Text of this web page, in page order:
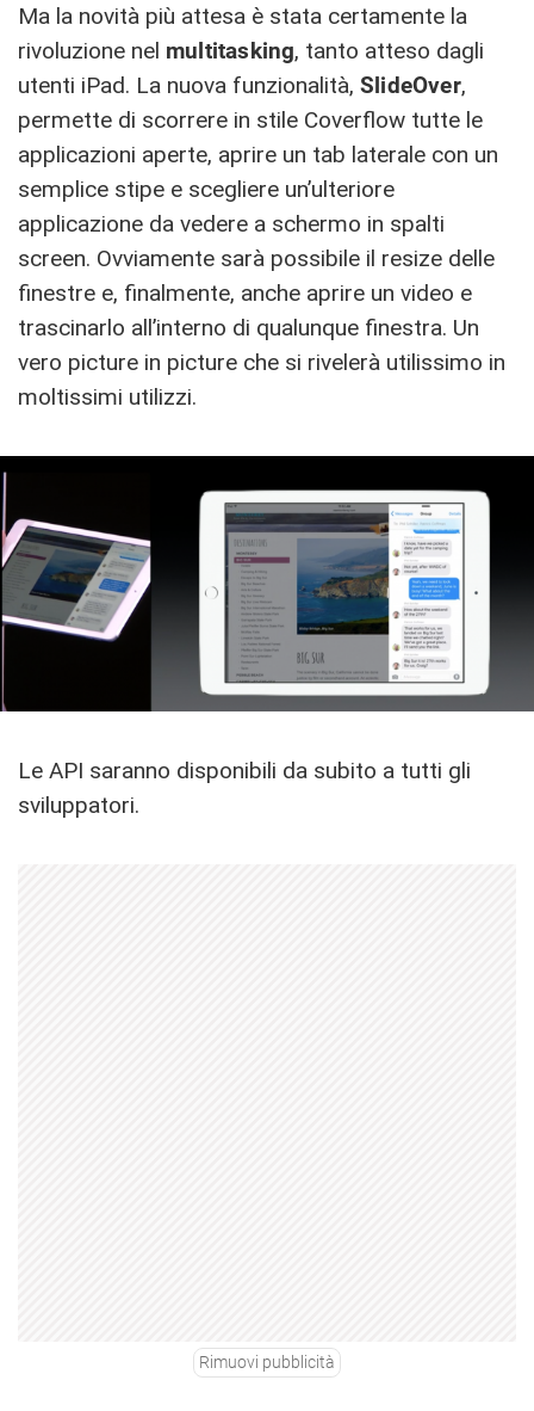
Ma la novità più attesa è stata certamente la
rivoluzione nel multitasking, tanto atteso dagli
utenti iPad. La nuova funzionalità, SlideOver,
permette di scorrere in stile Coverflow tutte le
applicazioni aperte, aprire un tab laterale con un
semplice stipe e scegliere un’ulteriore
applicazione da vedere a schermo in spalti
screen. Ovviamente sarà possibile il resize delle
finestre e, finalmente, anche aprire un video e
trascinarlo all’interno di qualunque finestra. Un
vero picture in picture che si rivelerà utilissimo in
moltissimi utilizzi.
Le API saranno disponibili da subito a tutti gli
sviluppatori.
Rimuovi pubblicità